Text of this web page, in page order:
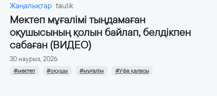
Жаңалықтар taulik
Мектеп мұғалімі тыңдамаған
оқушысының қолын байлап, белдікпен
сабаған (ВИДЕО)
30 наурыз, 2026
#мектеп #оқушы #мұғалім #Уфа қаласы